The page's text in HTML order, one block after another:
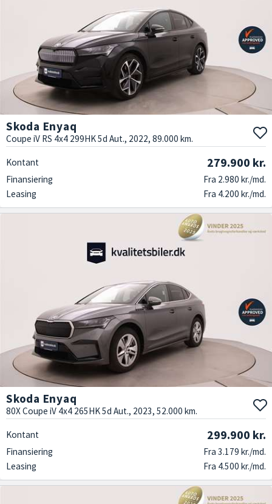
Skoda Enyaq
Coupe iV RS 4x4 299HK 5d Aut., 2022, 89.000 km.
Kontant 279.900 kr.
Finansiering
Fra 2.980 kr./md.
Leasing
Fra 4.200 kr./md.
Skoda Enyaq
80X Coupe iV 4x4 265HK 5d Aut., 2023, 52.000 km.
Kontant 299.900 kr.
Finansiering
Fra 3.179 kr./md.
Leasing
Fra 4.500 kr./md.